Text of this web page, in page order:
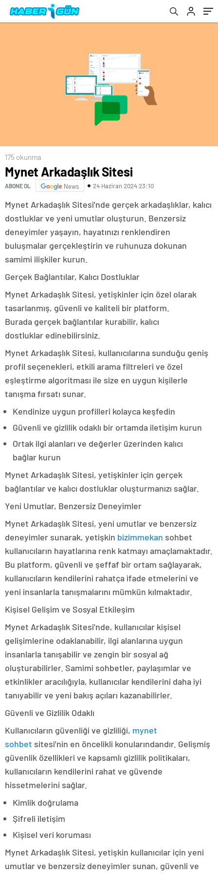
175 okunma
Mynet Arkadaşlık Sitesi
ABONE OL News 24 Haziran 2024 23:10
Mynet Arkadaşlık Sitesi'nde gerçek arkadaşlıklar, kalıcı
dostluklar ve yeni umutlar oluşturun. Benzersiz
deneyimler yaşayın, hayatınızı renklendiren
buluşmalar gerçekleştirin ve ruhunuza dokunan
samimi ilişkiler kurun.
Gerçek Bağlantılar, Kalıcı Dostluklar
Mynet Arkadaşlık Sitesi, yetişkinler için özel olarak
tasarlanmış, güvenli ve kaliteli bir platform.
Burada gerçek bağlantılar kurabilir, kalıcı
dostluklar edinebilirsiniz.
Mynet Arkadaşlık Sitesi, kullanıcılarına sunduğu geniş
profil seçenekleri, etkili arama filtreleri ve özel
eşleştirme algoritması ile size en uygun kişilerle
tanışma fırsatı sunar.
Kendinize uygun profilleri kolayca keşfedin
Güvenli ve gizlilik odaklı bir ortamda iletişim kurun
Ortak ilgi alanları ve değerler üzerinden kalıcı
bağlar kurun
Mynet Arkadaşlık Sitesi, yetişkinler için gerçek
bağlantılar ve kalıcı dostluklar oluşturmanızı sağlar.
Yeni Umutlar, Benzersiz Deneyimler
Mynet Arkadaşlık Sitesi, yeni umutlar ve benzersiz
deneyimler sunarak, yetişkin bizimmekan sohbet
kullanıcıların hayatlarına renk katmayı amaçlamaktadır.
Bu platform, güvenli ve şeffaf bir ortam sağlayarak,
kullanıcıların kendilerini rahatça ifade etmelerini ve
yeni insanlarla tanışmalarını mümkün kılmaktadır.
Kişisel Gelişim ve Sosyal Etkileşim
Mynet Arkadaşlık Sitesi'nde, kullanıcılar kişisel
gelişimlerine odaklanabilir, ilgi alanlarına uygun
insanlarla tanışabilir ve zengin bir sosyal ağ
oluşturabilirler. Samimi sohbetler, paylaşımlar ve
etkinlikler aracılığıyla, kullanıcılar kendilerini daha iyi
tanıyabilir ve yeni bakış açıları kazanabilirler.
Güvenli ve Gizlilik Odaklı
Kullanıcıların güvenliği ve gizliliği, mynet
sohbet sitesi'nin en öncelikli konularındandır. Gelişmiş
güvenlik özellikleri ve kapsamlı gizlilik politikaları,
kullanıcıların kendilerini rahat ve güvende
hissetmelerini sağlar.
Kimlik doğrulama
Şifreli iletişim
Kişisel veri koruması
Mynet Arkadaşlık Sitesi, yetişkin kullanıcılar için yeni
umutlar ve benzersiz deneyimler sunan, güvenli ve